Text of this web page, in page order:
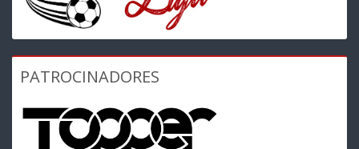
PATROCINADORES